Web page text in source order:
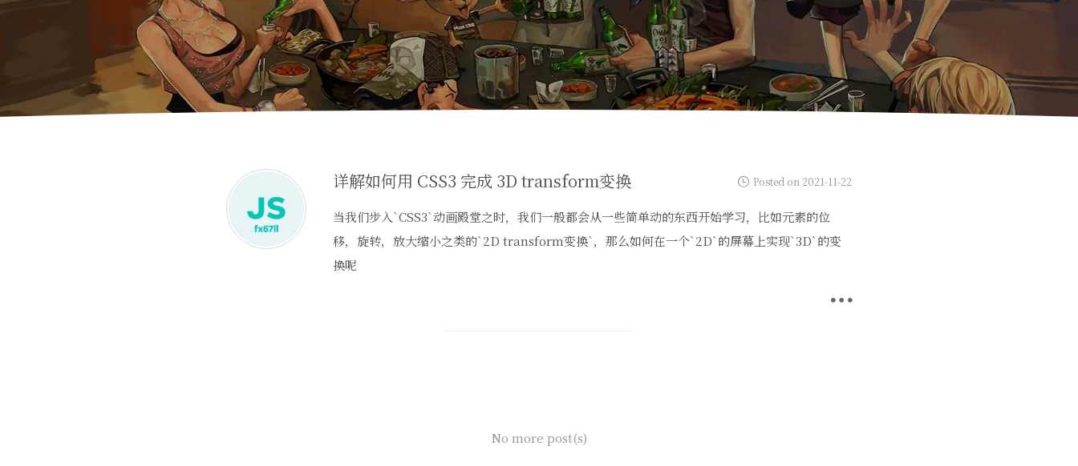
详解如何用 CSS3 完成 3D transform变换 Posted on 2021-11-22
当我们步入`CSS3`动画殿堂之时，我们一般都会从一些简单动的东西开始学习，比如元素的位
移，旋转，放大缩小之类的`2D transform变换`，那么如何在一个`2D`的屏幕上实现`3D`的变
换呢
No more post(s)